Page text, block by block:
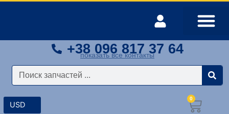
+38 096 817 37 64
показать все контакты
Поиск
0